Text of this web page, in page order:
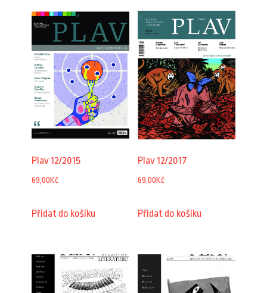
Plav 12/2015
69,00Kč
Přidat do košíku
Plav 12/2017
69,00Kč
Přidat do košíku